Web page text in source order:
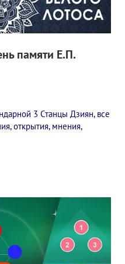
исследовательский
онлайн изучения"
памяти Е.П.
3 Станцы Дзиян, все
открытия, мнения,